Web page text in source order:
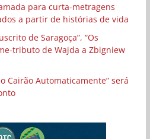
para curta-metragens
a partir de histórias de vida
de Saragoça”, “Os
tributo de Wajda a Zbigniew
Cairão Automaticamente” será